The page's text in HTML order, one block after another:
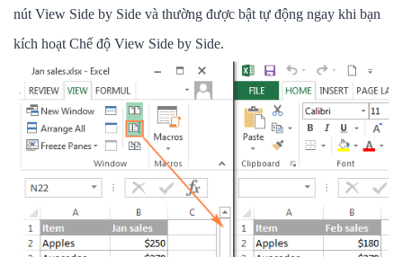
nút View Side by Side và thường được bật tự động ngay khi bạn
kích hoạt Chế độ View Side by Side.